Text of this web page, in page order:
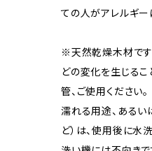
ての人がアレルギー
※天然乾燥木材です
どの変化を生じる
管、ご使用ください。
濡れる用途、あるい
ど）は、使用後に水